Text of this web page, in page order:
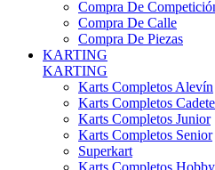
Compra De Piezas
KARTING
KARTING
Karts Completos Alevín
Karts Completos Cadete
Karts Completos Junior
Karts Completos Senior
Superkart
Karts Completos Hobbye
Remolques